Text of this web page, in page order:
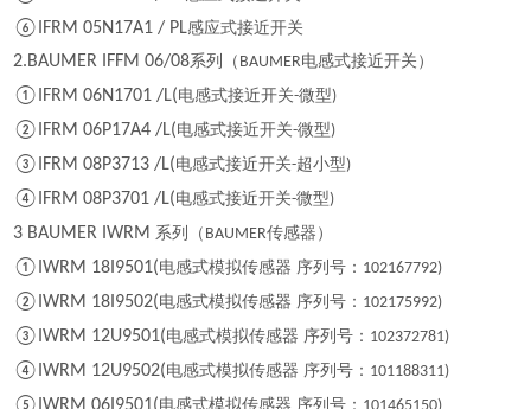
⑥IFRM 05N17A1 / PL感应式接近开关
2.BAUMER IFFM 06/08系列（ BAUMER电感式接近开关）
①IFRM 06N1701 /L(电感式接近开关-微型)
②IFRM 06P17A4 /L(电感式接近开关-微型)
③IFRM 08P3713 /L(电感式接近开关-超小型)
④IFRM 08P3701 /L(电感式接近开关-微型)
3 BAUMER IWRM 系列（ BAUMER传感器）
①IWRM 18I9501(电感式模拟传感器 序列号： 102167792)
②IWRM 18I9502(电感式模拟传感器 序列号： 102175992)
③IWRM 12U9501(电感式模拟传感器 序列号： 102372781)
④IWRM 12U9502(电感式模拟传感器 序列号： 101188311)
电感式模拟传感器 序列号：